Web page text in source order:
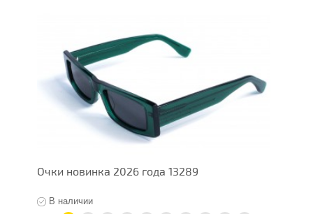
Очки новинка 2026 года 13289
В наличии